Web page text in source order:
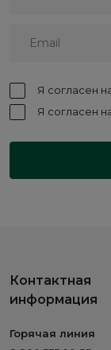
Я согласен
Я согласен
Контактная
информация
Горячая линия